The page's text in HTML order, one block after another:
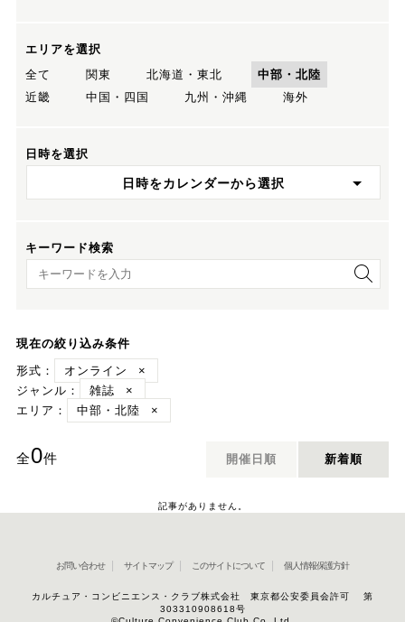
エリアを選択
全て
関東 北海道・東北
中部・北陸
近畿
中国・四国 九州・沖縄 海外
日時を選択
日時をカレンダーから選択
キーワード検索
キーワード検索
現在の絞り込み条件
形式：
オンライン
×
ジャンル：
雑誌
×
エリア：
中部・北陸 ×
全0件 開催日順 新着順
記事がありません。
お問い合わせ サイトマップ このサイトについて 個人情報保護方針
カルチュア・コンビニエンス・クラブ株式会社 東京都公安委員会許可 第
303310908618号